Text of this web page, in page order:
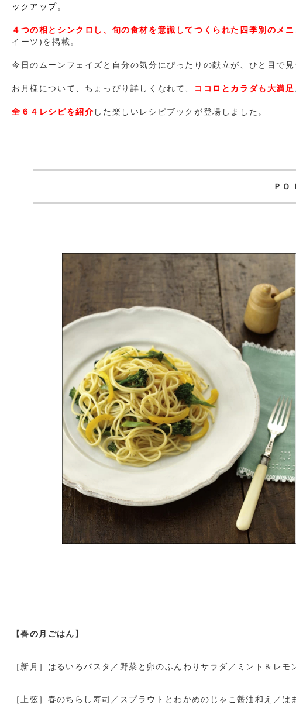
ックアップ。
４つの相とシンクロし 、旬の食材を意識してつくられた四季別のメニ
イーツ)を掲載。
今日のムーンフェイズと自分の気分にぴったりの献立が、ひと目で見
お月様について、ちょっぴり詳しくなれて、 ココロとカラダも大満足
全６４レシピを紹介 した楽しいレシピブックが登場しました。
ＰＯ
【春の月ごはん】
［新月］ はるいろパスタ／野菜と卵のふんわりサラダ／ミント＆レモ
［上弦］ 春のちらし寿司／スプラウトとわかめのじゃこ醤油和え／は